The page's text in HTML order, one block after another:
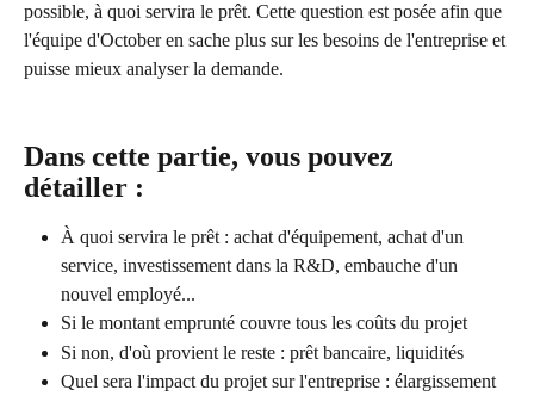
possible, à quoi servira le prêt. Cette question est posée afin que
l'équipe d'October en sache plus sur les besoins de l'entreprise et
puisse mieux analyser la demande.
Dans cette partie, vous pouvez
détailler :
À quoi servira le prêt : achat d'équipement, achat d'un
service, investissement dans la R&D, embauche d'un
nouvel employé...
Si le montant emprunté couvre tous les coûts du projet
Si non, d'où provient le reste : prêt bancaire, liquidités
Quel sera l'impact du projet sur l'entreprise : élargissement